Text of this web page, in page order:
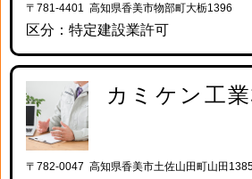
〒781-4401 高知県香美市物部町大栃1396
区分：特定建設業許可
カミケン工
〒782-0047 高知県香美市土佐山田町山田